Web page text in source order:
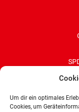
Um dir ein optimales
Cookies, um